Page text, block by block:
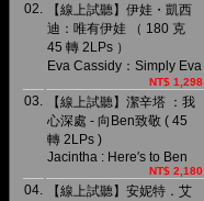
02.
【線上試聽】伊娃・凱西
迪：唯有伊娃 （ 180 克
45 轉 2LPs ）
Eva Cassidy：Simply Eva
NT$ 1,298
03.
【線上試聽】潔辛塔 ：我
心深處 - 向Ben致敬 ( 45
轉 2LPs )
Jacintha : Here′s to Ben
NT$ 2,180
04.
【線上試聽】安妮特．艾